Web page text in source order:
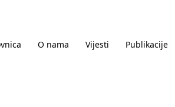
O nama Vijesti Publikacije